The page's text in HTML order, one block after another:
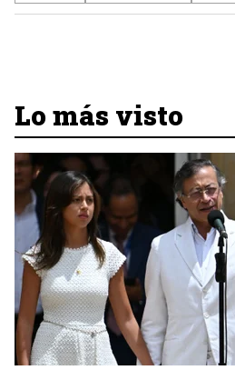
Lo más visto